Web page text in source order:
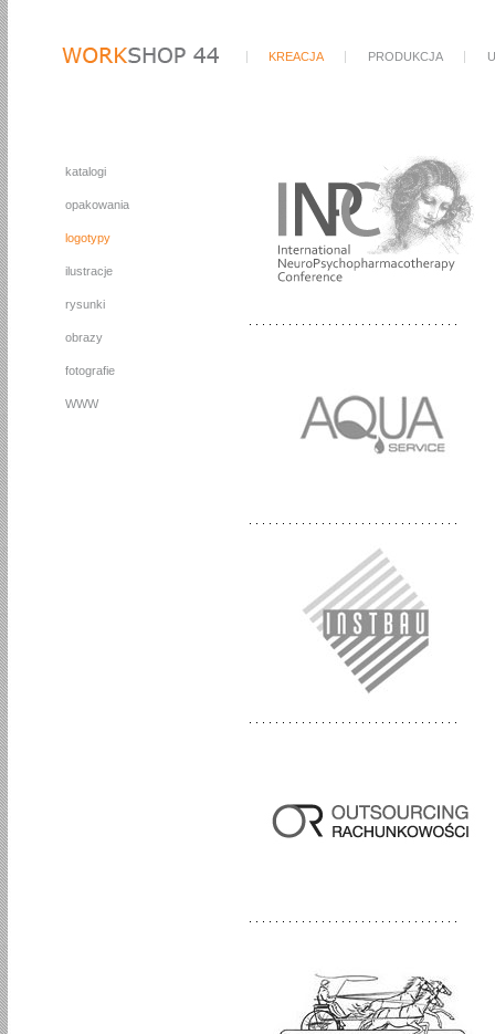
katalogi
opakowania
logotypy
ilustracje
rysunki
obrazy
fotografie
WWW
KREACJA PRODUKCJA